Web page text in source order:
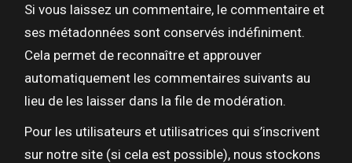
Si vous laissez un commentaire, le commentaire et
ses métadonnées sont conservés indéfiniment.
Cela permet de reconnaître et approuver
automatiquement les commentaires suivants au
lieu de les laisser dans la file de modération.
Pour les utilisateurs et utilisatrices qui s’inscrivent
sur notre site (si cela est possible), nous stockons